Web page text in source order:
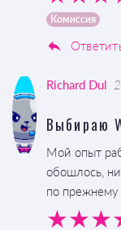
Комиссия
Richard Dul
Выбираю
Мой опыт
обошлось,
по